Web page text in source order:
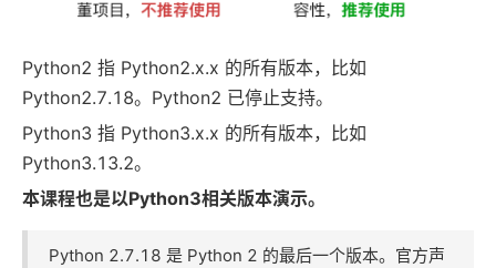
7. 变量
8. 变量与运算
9. while循环
Python2 指 Python2.x.x 的所有版本，比如
Python2.7.18。Python2 已停止支持。
Python3 指 Python3.x.x 的所有版本，比如
Python3.13.2。
本课程也是以Python3相关版本演示。
Python 2.7.18 是 Python 2 的最后一个版本。官方声